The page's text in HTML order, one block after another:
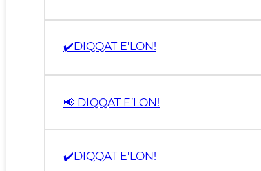
✔️DIQQAT E'LON!
📢 DIQQAT E’LON!
✔️DIQQAT E'LON!